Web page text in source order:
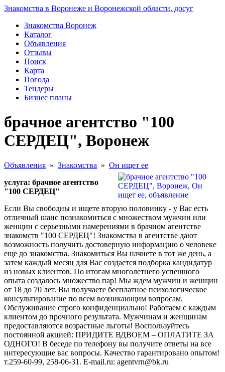
Знакомства в Воронеже и Воронежской области, досуг
Знакомства Воронеж
Каталог
Объявления
Отзывы
Поиск
Карта
Погода
Тендеры
Бизнес планы
брачное агентство "100
СЕРДЕЦ", Воронеж
Объявления » Знакомства » Он ищет ее
услуга: брачное агентство
"100 СЕРДЕЦ"
Если Вы свободны и ищете вторую половинку - у Вас есть
отличный шанс познакомиться с множеством мужчин или
женщин с серьезными намерениями в брачном агентстве
знакомств "100 СЕРДЕЦ"! Знакомства в агентстве дают
возможность получить достоверную информацию о человеке
еще до знакомства. Знакомиться Вы начнете в тот же день, а
затем каждый месяц для Вас создается подборка кандидатур
из новых клиентов. По итогам многолетнего успешного
опыта создалось множество пар! Мы ждем мужчин и женщин
от 18 до 70 лет. Вы получаете бесплатное психологическое
консультирование по всем возникающим вопросам.
Обслуживание строго конфиденциально! Работаем с каждым
клиентом до прочного результата. Мужчинам и женщинам
предоставляются возрастные льготы! Воспользуйтесь
постоянной акцией: ПРИДИТЕ ВДВОЕМ – ОПЛАТИТЕ ЗА
ОДНОГО! В беседе по телефону вы получите ответы на все
интересующие вас вопросы. Качество гарантировано опытом!
т.259-60-99, 258-06-31. E-mail.ru: agentvrn@bk.ru